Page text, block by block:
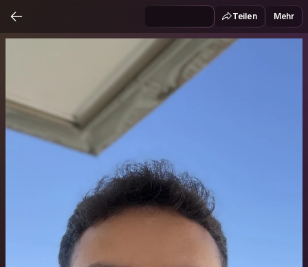
Teilen Mehr